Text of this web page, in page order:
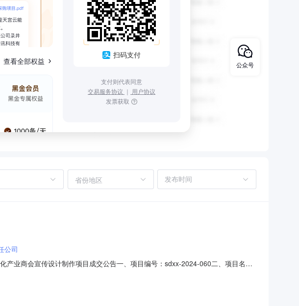
查看全部权益
扫码支付
支付则代表同意
交易服务协议 ｜ 用户协议
发票获取
省份地区
公司
业商会宣传设计制作项目成交公告一、项目编号：sdxx-2024-060二、项目名
名称：济宁佳康经贸有限公司文化产业商会宣传设计制作项目采购内容:本项目为
公众号